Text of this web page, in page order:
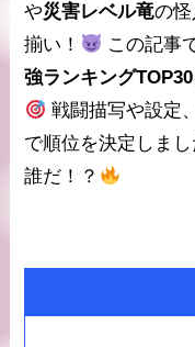
や災害レベル竜の
揃い！
この記事
強ランキングTOP30
戦闘描写や設定
で順位を決定しま
誰だ！？